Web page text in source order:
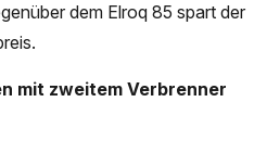
dem Elroq 85 spart der
mit zweitem Verbrenner